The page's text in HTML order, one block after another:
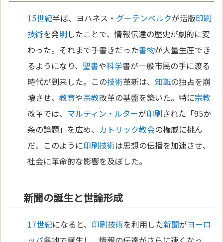
15世紀半ば、ヨハネス・ グーテンベルクが活版印刷
技術を発明したことで、情報伝達の歴史が劇的に変
わった。それまで手書きだった書物が大量生産でき
るようになり、聖書や科学書が一般市民の手に渡る
時代が到来した。この技術革新は、知識の独占を崩
壊させ、教育や宗教改革の基盤を築いた。特に宗教
改革では、 マルティン・ルターが印刷された「95か
条の論題」を広め、 カトリック教会の権威に挑ん
だ。このように印刷技術は思想の伝播を加速させ、
社会に革命的な影響を及ぼした。
新聞の誕生と世論形成
17世紀になると、 印刷技術を利用した新聞がヨーロ